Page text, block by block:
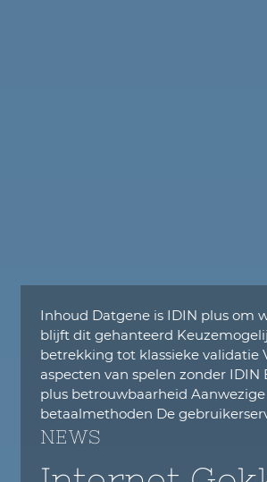
Inhoud Datgene is IDIN plus om
blijft dit gehanteerd
betrekking tot klassieke validatie
aspecten van spelen zonder IDIN
plus betrouwbaarheid Aanwezige
betaalmethoden De
NEWS